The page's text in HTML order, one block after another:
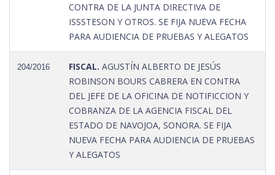
CONTRA DE LA JUNTA DIRECTIVA DE
ISSSTESON Y OTROS. SE FIJA NUEVA FECHA
PARA AUDIENCIA DE PRUEBAS Y ALEGATOS
204/2016 FISCAL. AGUSTÍN ALBERTO DE JESÚS
ROBINSON BOURS CABRERA EN CONTRA
DEL JEFE DE LA OFICINA DE NOTIFICCION Y
COBRANZA DE LA AGENCIA FISCAL DEL
ESTADO DE NAVOJOA, SONORA. SE FIJA
NUEVA FECHA PARA AUDIENCIA DE PRUEBAS
Y ALEGATOS